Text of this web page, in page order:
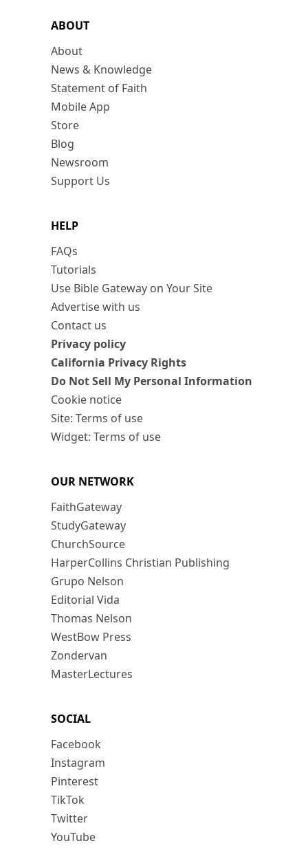
ABOUT
About
News & Knowledge
Statement of Faith
Mobile App
Store
Blog
Newsroom
Support Us
HELP
FAQs
Tutorials
Use Bible Gateway on Your Site
Advertise with us
Contact us
Privacy policy
California Privacy Rights
Do Not Sell My Personal Information
Cookie notice
Site: Terms of use
Widget: Terms of use
OUR NETWORK
FaithGateway
StudyGateway
ChurchSource
HarperCollins Christian Publishing
Grupo Nelson
Editorial Vida
Thomas Nelson
WestBow Press
Zondervan
MasterLectures
SOCIAL
Facebook
Instagram
Pinterest
TikTok
Twitter
YouTube